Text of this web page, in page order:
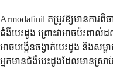
Armodafinil តម្រូវឱ្យមានការ
ជំងឺបេះដូង ព្រោះវាអាចប៉ះពាល់
អាចបង្កើនចង្វាក់បេះដូង និងស
អ្នកមានជំងឺបេះដូងដែលមានស្រា